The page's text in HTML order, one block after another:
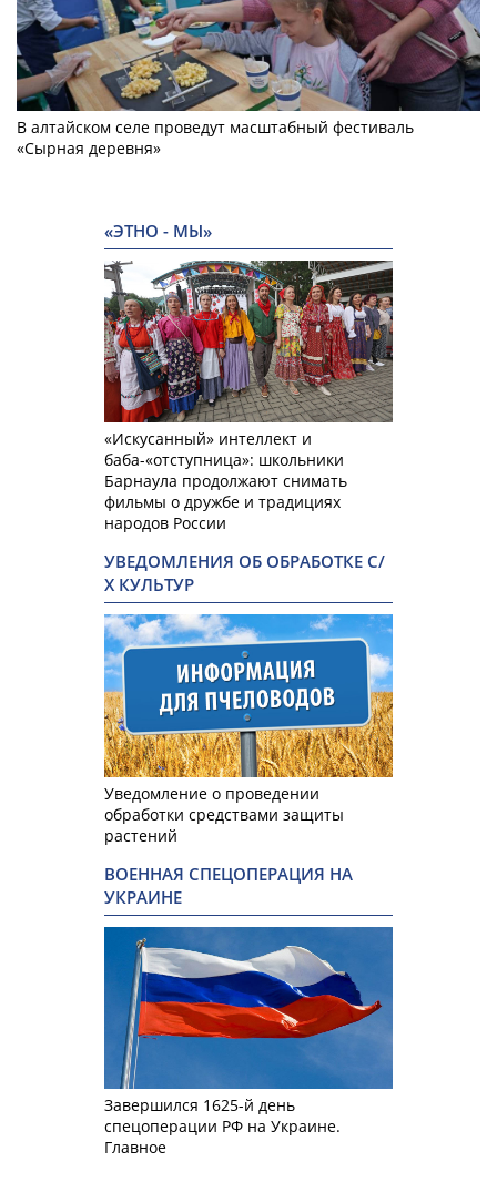
В алтайском селе проведут масштабный фестиваль
«Сырная деревня»
«ЭТНО - МЫ»
«Искусанный» интеллект и
баба-«отступница»: школьники
Барнаула продолжают снимать
фильмы о дружбе и традициях
народов России
УВЕДОМЛЕНИЯ ОБ ОБРАБОТКЕ С/
Х КУЛЬТУР
Уведомление о проведении
обработки средствами защиты
растений
ВОЕННАЯ СПЕЦОПЕРАЦИЯ НА
УКРАИНЕ
Завершился 1625-й день
спецоперации РФ на Украине.
Главное